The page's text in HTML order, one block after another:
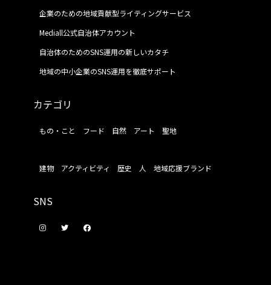
企業のための地域貢献型ライティングサービス
Mediall公式自治体アカウント
自治体のためのSNS運用の新しいカタチ
地域の中小企業のSNS運用を徹底サポート
カテゴリ
もの・こと フード 自然 アート 聖地
建物 アクティビティ 歴史 人 地域応援ブランド
SNS